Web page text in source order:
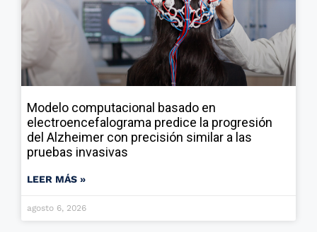
Modelo computacional basado en
electroencefalograma predice la progresión
del Alzheimer con precisión similar a las
pruebas invasivas
LEER MÁS »
agosto 6, 2026